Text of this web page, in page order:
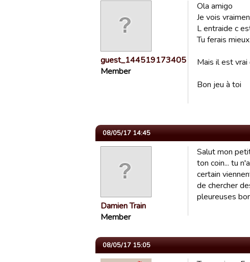
guest_1445191734051
Member
Ola amigo
Je vois
L entraide c
Tu ferais
Mais il est
Bon jeu à toi
08/05/17 14:45
Damien Train
Member
Salut mon
ton coin... tu
certain
de chercher
pleureuses
08/05/17 15:05